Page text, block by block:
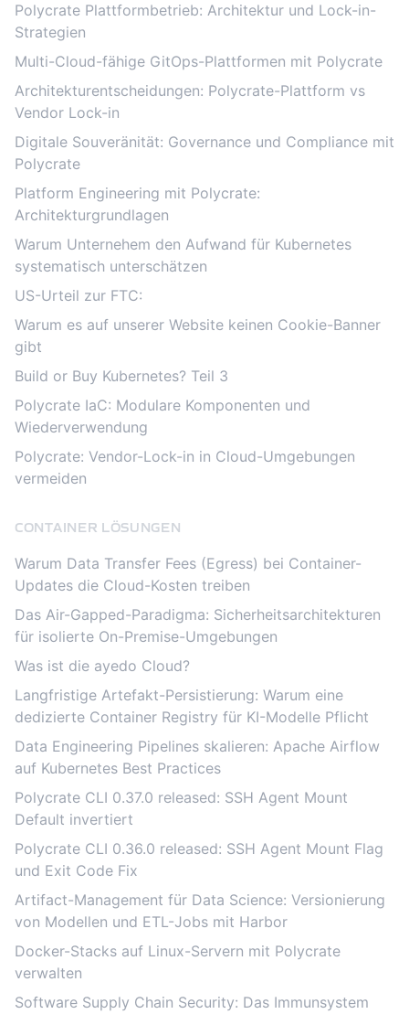
Polycrate Plattformbetrieb: Architektur und Lock-in-
Strategien
Multi-Cloud-fähige GitOps-Plattformen mit Polycrate
Architekturentscheidungen: Polycrate-Plattform vs
Vendor Lock-in
Digitale Souveränität: Governance und Compliance mit
Polycrate
Platform Engineering mit Polycrate:
Architekturgrundlagen
Warum Unternehem den Aufwand für Kubernetes
systematisch unterschätzen
US-Urteil zur FTC:
Warum es auf unserer Website keinen Cookie-Banner
gibt
Build or Buy Kubernetes? Teil 3
Polycrate IaC: Modulare Komponenten und
Wiederverwendung
Polycrate: Vendor-Lock-in in Cloud-Umgebungen
vermeiden
CONTAINER LÖSUNGEN
Warum Data Transfer Fees (Egress) bei Container-
Updates die Cloud-Kosten treiben
Das Air-Gapped-Paradigma: Sicherheitsarchitekturen
für isolierte On-Premise-Umgebungen
Was ist die ayedo Cloud?
Langfristige Artefakt-Persistierung: Warum eine
dedizierte Container Registry für KI-Modelle Pflicht
Data Engineering Pipelines skalieren: Apache Airflow
auf Kubernetes Best Practices
Polycrate CLI 0.37.0 released: SSH Agent Mount
Default invertiert
Polycrate CLI 0.36.0 released: SSH Agent Mount Flag
und Exit Code Fix
Artifact-Management für Data Science: Versionierung
von Modellen und ETL-Jobs mit Harbor
Docker-Stacks auf Linux-Servern mit Polycrate
verwalten
Software Supply Chain Security: Das Immunsystem